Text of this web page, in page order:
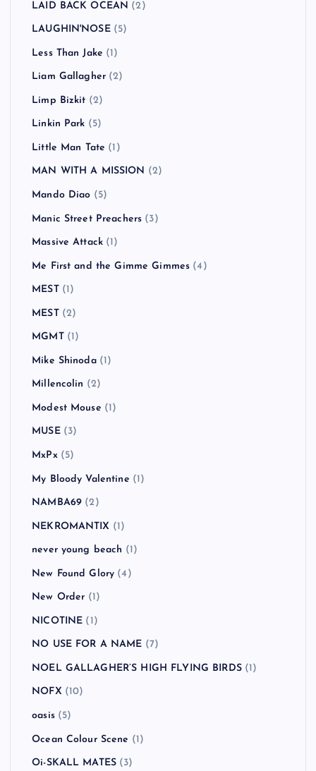
LAID BACK OCEAN (2)
LAUGHIN'NOSE(5)
Less Than Jake (1)
Liam Gallagher (2)
Limp Bizkit (2)
Linkin Park (5)
Little Man Tate (1)
MAN WITH A MISSION (2)
Mando Diao (5)
Manic Street Preachers (3)
Massive Attack (1)
Me First and the Gimme Gimmes (4)
MEST(1)
MEST(2)
MGMT(1)
Mike Shinoda(1)
Millencolin (2)
Modest Mouse (1)
MUSE(3)
MxPx(5)
My Bloody Valentine (1)
NAMBA69 (2)
NEKROMANTIX (1)
never young beach (1)
New Found Glory (4)
New Order (1)
NICOTINE (1)
NO USE FOR A NAME (7)
NOEL GALLAGHER’S HIGH FLYING BIRDS(1)
NOFX (10)
oasis(5)
Ocean Colour Scene (1)
Oi-SKALL MATES (3)